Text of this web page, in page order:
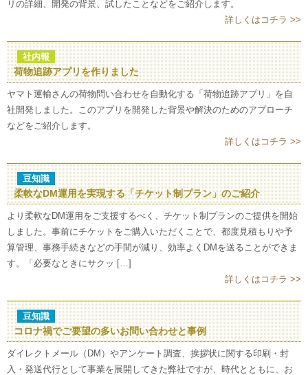
リの詳細、開発の背景、試したことなどをご紹介します。
詳しくはコチラ >>
社内報
荷物追跡アプリを作りました
ヤマト運輸さんの荷物問い合わせを自動化する「荷物追跡アプリ」を自
社開発しました。このアプリを開発した背景や解決のためのアプローチ
などをご紹介します。
詳しくはコチラ >>
豆知識
柔軟なDM運用を実現する「チケット制プラン」のご紹介
より柔軟なDM運用をご支援するべく、チケット制プランのご提供を開始
しました。事前にチケットをご購入いただくことで、都度見積もりや予
算管理、事務手続きなどの手間が減り、効率よくDMを送ることができま
す。「必要なときにサクッ […]
詳しくはコチラ >>
豆知識
コロナ禍でご要望の多いお問い合わせと事例
ダイレクトメール（DM）やアンケート調査、挨拶状に関する印刷・封
入・発送代行として事業を展開してきた弊社ですが、時代とともに、お